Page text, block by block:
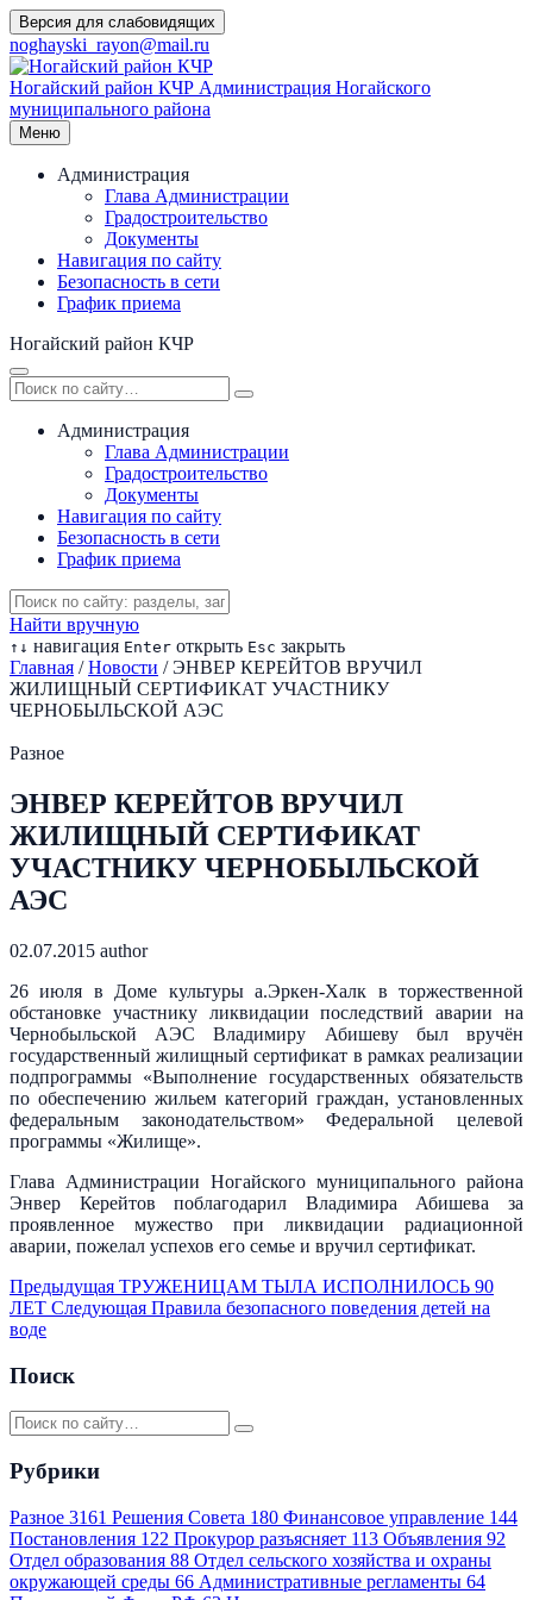
Перейти
к
содержимому
Версия для слабовидящих
noghayski_rayon@mail.ru
Ногайский район КЧР Администрация Ногайского
муниципального района
Меню
Администрация
Глава Администрации
Градостроительство
Документы
Навигация по сайту
Безопасность в сети
График приема
Ногайский район КЧР
Администрация
Глава Администрации
Градостроительство
Документы
Навигация по сайту
Безопасность в сети
График приема
Найти вручную
↑ ↓ навигация Enter открыть Esc закрыть
Главная / Новости / ЭНВЕР КЕРЕЙТОВ ВРУЧИЛ
ЖИЛИЩНЫЙ СЕРТИФИКАТ УЧАСТНИКУ
ЧЕРНОБЫЛЬСКОЙ АЭС
Разное
ЭНВЕР КЕРЕЙТОВ ВРУЧИЛ
ЖИЛИЩНЫЙ СЕРТИФИКАТ
УЧАСТНИКУ ЧЕРНОБЫЛЬСКОЙ
АЭС
02.07.2015 author
26 июля в Доме культуры а.Эркен-Халк в торжественной
обстановке участнику ликвидации последствий аварии на
Чернобыльской АЭС Владимиру Абишеву был вручён
государственный жилищный сертификат в рамках реализации
подпрограммы «Выполнение государственных обязательств
по обеспечению жильем категорий граждан, установленных
федеральным законодательством» Федеральной целевой
программы «Жилище».
Глава Администрации Ногайского муниципального района
Энвер Керейтов поблагодарил Владимира Абишева за
проявленное мужество при ликвидации радиационной
аварии, пожелал успехов его семье и вручил сертификат.
Предыдущая ТРУЖЕНИЦАМ ТЫЛА ИСПОЛНИЛОСЬ 90
ЛЕТ Следующая Правила безопасного поведения детей на
воде
Поиск
Рубрики
Разное 3161 Решения Совета 180 Финансовое управление 144
Постановления 122 Прокурор разъясняет 113 Объявления 92
Отдел образования 88 Отдел сельского хозяйства и охраны
окружающей среды 66 Административные регламенты 64